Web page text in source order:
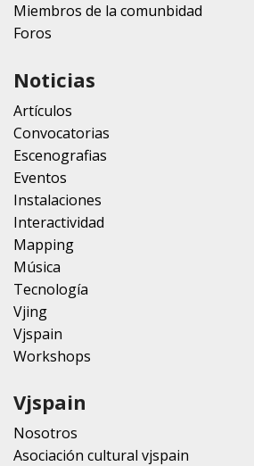
Miembros de la comunbidad
Foros
Noticias
Artículos
Convocatorias
Escenografias
Eventos
Instalaciones
Interactividad
Mapping
Música
Tecnología
Vjing
Vjspain
Workshops
Vjspain
Nosotros
Asociación cultural vjspain